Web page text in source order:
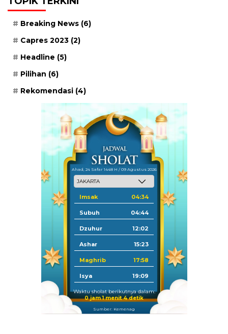
Breaking News (6)
Capres 2023 (2)
Headline (5)
Pilihan (6)
Rekomendasi (4)
Ahad, 24 Safar 1448 H / 09 Agustus 2026
Imsak 04:34
Subuh 04:44
Dzuhur 12:02
Ashar 15:23
Maghrib 17:58
Isya 19:09
Waktu sholat berikutnya dalam:
0 jam 1 menit 2 detik
Sumber: Kemenag